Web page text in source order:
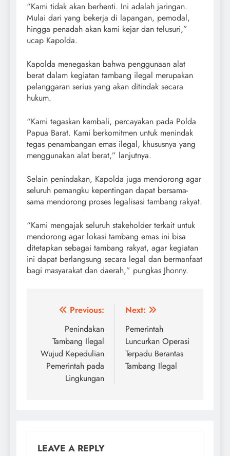
“Kami tidak akan berhenti. Ini adalah jaringan.
Mulai dari yang bekerja di lapangan, pemodal,
hingga penadah akan kami kejar dan telusuri,”
ucap Kapolda.
Kapolda menegaskan bahwa penggunaan alat
berat dalam kegiatan tambang ilegal merupakan
pelanggaran serius yang akan ditindak secara
hukum.
“Kami tegaskan kembali, percayakan pada Polda
Papua Barat. Kami berkomitmen untuk menindak
tegas penambangan emas ilegal, khususnya yang
menggunakan alat berat,” lanjutnya.
Selain penindakan, Kapolda juga mendorong agar
seluruh pemangku kepentingan dapat bersama-
sama mendorong proses legalisasi tambang rakyat.
“Kami mengajak seluruh stakeholder terkait untuk
mendorong agar lokasi tambang emas ini bisa
ditetapkan sebagai tambang rakyat, agar kegiatan
ini dapat berlangsung secara legal dan bermanfaat
bagi masyarakat dan daerah,” pungkas Jhonny.
Post
navigation
Previous:
Penindakan
Tambang Ilegal
Wujud Kepedulian
Pemerintah pada
Lingkungan
Next:
Pemerintah
Luncurkan Operasi
Terpadu Berantas
Tambang Ilegal
LEAVE A REPLY